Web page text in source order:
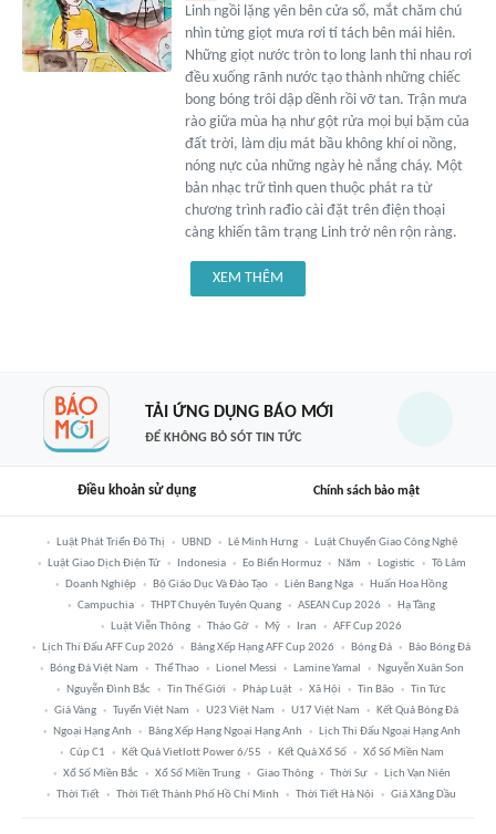
Linh ngồi lặng yên bên cửa sổ, mắt chăm chú
nhìn từng giọt mưa rơi tí tách bên mái hiên.
Những giọt nước tròn to long lanh thi nhau rơi
đều xuống rãnh nước tạo thành những chiếc
bong bóng trôi dập dềnh rồi vỡ tan. Trận mưa
rào giữa mùa hạ như gột rửa mọi bụi bặm của
đất trời, làm dịu mát bầu không khí oi nồng,
nóng nực của những ngày hè nắng cháy. Một
bản nhạc trữ tình quen thuộc phát ra từ
chương trình rađio cài đặt trên điện thoại
càng khiến tâm trạng Linh trở nên rộn ràng.
XEM THÊM
TẢI ỨNG DỤNG BÁO MỚI
ĐỂ KHÔNG BỎ SÓT TIN TỨC
Điều khoản sử dụng Chính sách bảo mật
Luật Phát Triển Đô Thị UBND Lê Minh Hưng
Luật Chuyển Giao Công Nghệ
Luật Giao Dịch Điện Tử
Indonesia Eo Biển Hormuz Năm Logistic
Tô Lâm
Doanh Nghiệp
Bộ Giáo Dục Và Đào Tạo Liên Bang Nga
Huấn Hoa Hồng
Campuchia
THPT Chuyên Tuyên Quang ASEAN Cup 2026
Hạ Tầng
Luật Viễn Thông
Tháo Gỡ Mỹ Iran
AFF Cup 2026
Lịch Thi Đấu AFF Cup 2026
Bảng Xếp Hạng AFF Cup 2026 Bóng Đá
Báo Bóng Đá
Bóng Đá Việt Nam
Thể Thao Lionel Messi Lamine Yamal
Nguyễn Xuân Son
Nguyễn Đình Bắc
Tin Thế Giới Pháp Luật Xã Hội Tin Bão
Tin Tức
Giá Vàng
Tuyển Việt Nam U23 Việt Nam U17 Việt Nam
Kết Quả Bóng Đá
Ngoại Hạng Anh
Bảng Xếp Hạng Ngoại Hạng Anh
Lịch Thi Đấu Ngoại Hạng Anh
Cúp C1
Kết Quả Vietlott Power 6/55 Kết Quả Xổ Số
Xổ Số Miền Nam
Xổ Số Miền Bắc
Xổ Số Miền Trung Giao Thông Thời Sự
Lịch Vạn Niên
Thời Tiết
Thời Tiết Thành Phố Hồ Chí Minh Thời Tiết Hà Nội Giá Xăng Dầu